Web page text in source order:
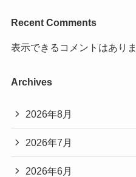
Recent Comments
表示できるコメントはありま
Archives
2026年8月
2026年7月
2026年6月